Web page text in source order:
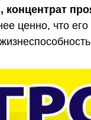
концентрат
ценно, что